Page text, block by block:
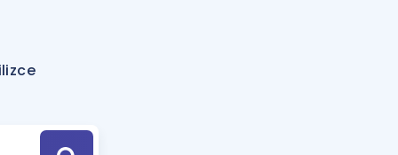
Hesaplama Aracı
için Öneriler
Tek Takvimde